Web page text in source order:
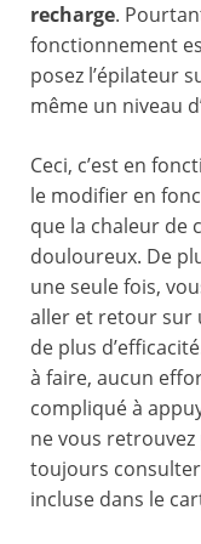
recharge.
fonctionnement
posez l’épilateur
même un niveau
Ceci, c’est en
le modifier en
que la chaleur de
douloureux. De
une seule fois,
aller et retour sur
de plus
à faire, aucun
compliqué à
ne vous
toujours
incluse dans le